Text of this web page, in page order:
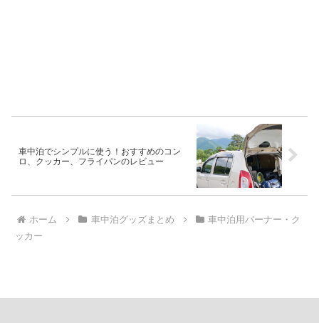
車中泊でシンプルに使う！おすすめのコン
ロ、クッカー、フライパンのレビュー
ホーム 車中泊グッズまとめ
車中泊用バーナー・ク
ッカー